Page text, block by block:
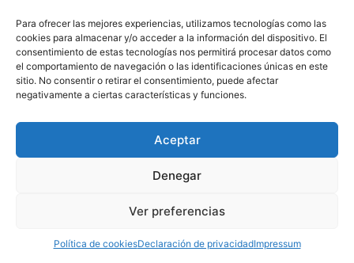
Para ofrecer las mejores experiencias, utilizamos tecnologías como las
cookies para almacenar y/o acceder a la información del dispositivo. El
consentimiento de estas tecnologías nos permitirá procesar datos como
el comportamiento de navegación o las identificaciones únicas en este
sitio. No consentir o retirar el consentimiento, puede afectar
negativamente a ciertas características y funciones.
Aceptar
Denegar
Ver preferencias
Política de cookiesDeclaración de privacidadImpressum
Política de Cookies
Aviso Legal
910 607 564
derechos reservados